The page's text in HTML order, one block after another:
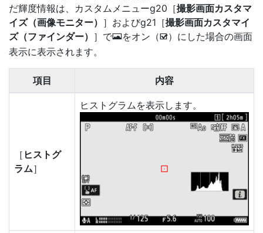
だ輝度情報は、カスタムメニューg20［撮影画面カスタマ
イズ（画像モニター） ］およびg21［撮影画面カスタマイ
ズ（ファインダー） ］でEをオン（M）にした場合の画面
表示に表示されます。
項目 内容
［ ヒストグ
ラム］
ヒストグラムを表示します。